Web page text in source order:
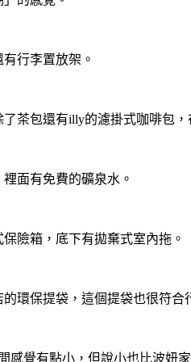
行李置放架。
茶包還有illy的濾掛式咖啡包
面有免費的礦泉水。
險箱，底下有拋棄式室內拖。
環保提袋，這個提袋也很符合
感覺有點小，但說小也比波妞